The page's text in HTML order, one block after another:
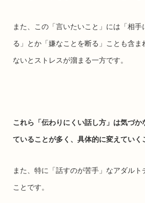
また、この「言いたいこと」には「相
る」とか「嫌なことを断る」ことも含ま
ないとストレスが溜まる一方です。
これら「伝わりにくい話し方」は気づか
ていることが多く、具体的に変えていく
また、特に「話すのが苦手」なアダルト
ことです。